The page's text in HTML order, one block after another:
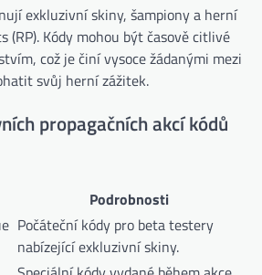
exkluzivní skiny, šampiony a herní
(RP). Kódy mohou být časově citlivé
což je činí vysoce žádanými mezi
svůj herní zážitek.
propagačních akcí kódů
Podrobnosti
Počáteční kódy pro beta testery
nabízející exkluzivní skiny.